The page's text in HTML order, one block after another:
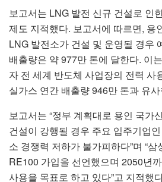
보고서는 LNG 발전 신규 건설로 인
제도 지적했다. 보고서에 따르면, 용
LNG 발전소가 건설 및 운영될 경우
배출량은 약 977만 톤에 달한다. 이
자 전 세계 반도체 사업장의 전력 사
실가스 연간 배출량 946만 톤과 유
보고서는 “정부 계획대로 용인 국가
건설이 강행될 경우 주요 입주기업
소 경쟁력 저하가 불가피하다”며 “
RE100 가입을 선언했으며 2050년
사용을 목표로 하고 있다”고 지적했